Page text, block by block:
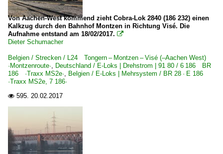
Von Aachen-West kommend zieht Cobra-Lok 2840 (186 232) einen
Kalkzug durch den Bahnhof Montzen in Richtung Visé. Die
Aufnahme entstand am 18/02/2017. 
Dieter Schumacher
Belgien / Strecken / L24 Tongern – Montzen – Visé (–Aachen West)
·Montzenroute·, Deutschland / E-Loks | Drehstrom | 91 80 / 6 186 BR
186 ·Traxx MS2e·, Belgien / E-Loks | Mehrsystem / BR 28 · E 186
·Traxx MS2e, 7 186·
 595. 20.02.2017